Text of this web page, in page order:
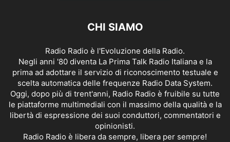
CHI SIAMO
Radio Radio è l'Evoluzione della Radio.
Negli anni '80 diventa La Prima Talk Radio Italiana e la
prima ad adottare il servizio di riconoscimento testuale e
scelta automatica delle frequenze Radio Data System.
Oggi, dopo più di trent'anni, Radio Radio è fruibile su tutte
le piattaforme multimediali con il massimo della qualità e la
libertà di espressione dei suoi conduttori, commentatori e
opinionisti.
Radio Radio è libera da sempre, libera per sempre!